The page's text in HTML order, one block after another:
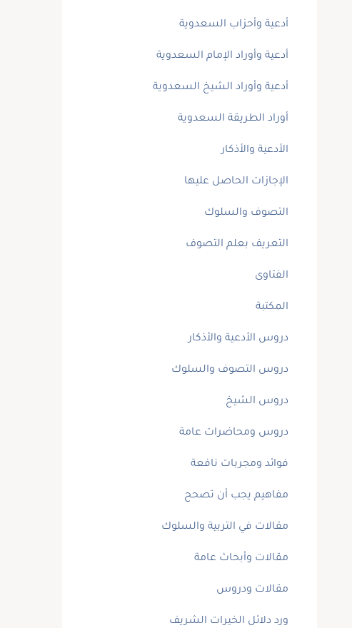
أدعية وأحزاب السعدوية
أدعية وأوراد الإمام السعدوية
أدعية وأوراد الشيخ السعدوية
أوراد الطريقة السعدوية
الأدعية والأذكار
الإجازات الحاصل عليها
التصوف والسلوك
التعريف بعلم التصوف
الفتاوى
المكتبة
دروس الأدعية والأذكار
دروس التصوف والسلوك
دروس الشيخ
دروس ومحاضرات عامة
فوائد ومجربات نافعة
مفاهيم يجب أن تصحح
مقالات في التربية والسلوك
مقالات وأبحاث عامة
مقالات ودروس
ورد دلائل الخيرات الشريف